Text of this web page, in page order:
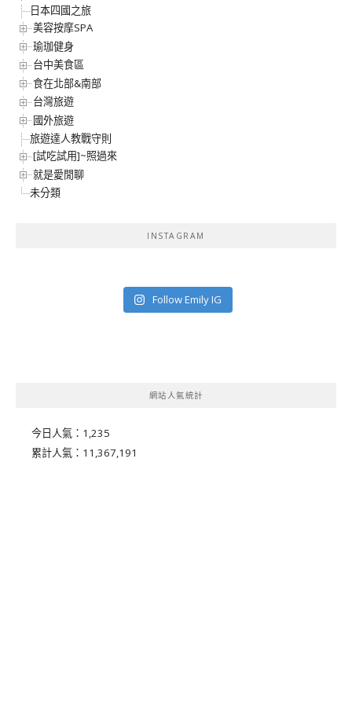
日本四國之旅
美容按摩SPA
瑜珈健身
台中美食區
食在北部&南部
台灣旅遊
國外旅遊
旅遊達人教戰守則
[試吃試用]~照過來
就是愛閒聊
未分類
INSTAGRAM
Follow Emily IG
網站人氣統計
今日人氣： 1,235
累計人氣： 11,367,191